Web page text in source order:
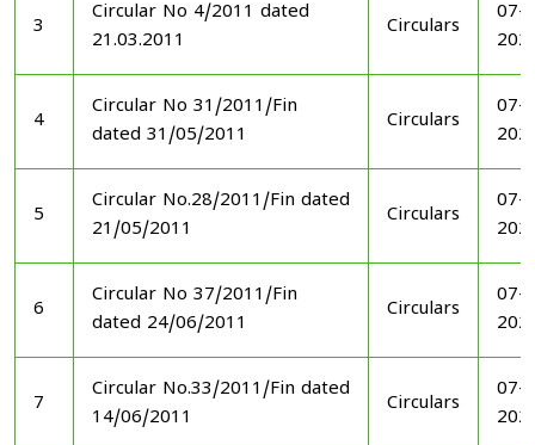
3
Circular No 4/2011 dated
21.03.2011
Circulars
07-
4
Circular No 31/2011/Fin
dated 31/05/2011
Circulars
07-
5
Circular No.28/2011/Fin dated
21/05/2011
Circulars
07-
6
Circular No 37/2011/Fin
dated 24/06/2011
Circulars
07-
7
Circular No.33/2011/Fin dated
14/06/2011
Circulars
07-